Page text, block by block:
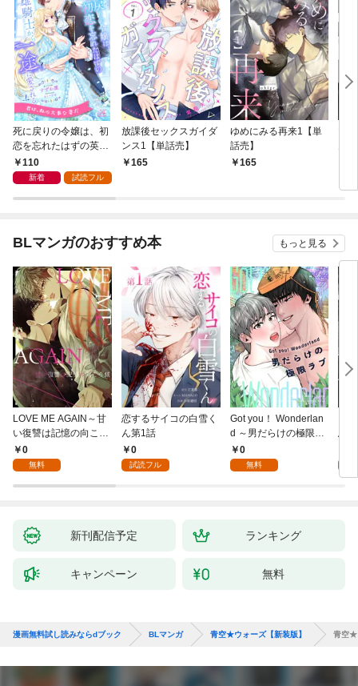
死に戻りの令嬢は、初
恋を忘れたはずの英雄
騎士から一途に愛され
る【１】
110
新着 試読フル
放課後セックスガイダ
ンス1【単話売】
165
ゆめにみる再来1【単
話売】
165
BLマンガのおすすめ本 もっと見る
LOVE ME AGAIN～甘
い復讐は記憶の向こう
側～(1)
0
無料
恋するサイコの白雪く
ん第1話
0
試読フル
Got you！ Wonderlan
d ～男だらけの極限ラ
ブ～(1)
0
無料
鳥
新刊配信予定 ランキング
キャンペーン 無料
漫画無料試し読みならdブック BLマンガ 青空★ウォーズ【新装版】 青空★